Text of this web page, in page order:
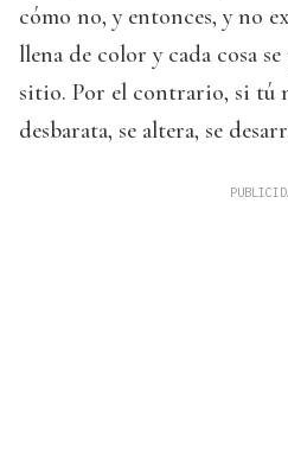
cómo no, y entonces, y no
llena de color y cada cosa
sitio. Por el contrario, si tú
desbarata, se altera, se